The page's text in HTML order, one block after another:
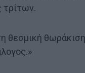
τρίτων.
θεσμική